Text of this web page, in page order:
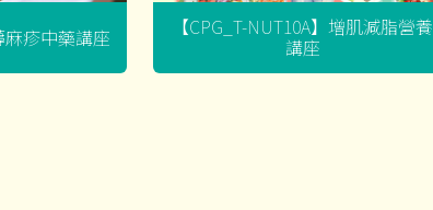
麻疹中藥講座 【CPG_T-NUT10A】增肌減脂營養
講座